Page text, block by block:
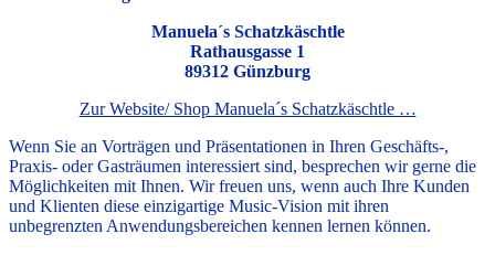
Manuela´s Schatzkäschtle
Rathausgasse 1
89312 Günzburg
Zur Website/ Shop Manuela´s Schatzkäschtle …
Wenn Sie an Vorträgen und Präsentationen in Ihren Geschäfts-,
Praxis- oder Gasträumen interessiert sind, besprechen wir gerne die
Möglichkeiten mit Ihnen. Wir freuen uns, wenn auch Ihre Kunden
und Klienten diese einzigartige Music-Vision mit ihren
unbegrenzten Anwendungsbereichen kennen lernen können.